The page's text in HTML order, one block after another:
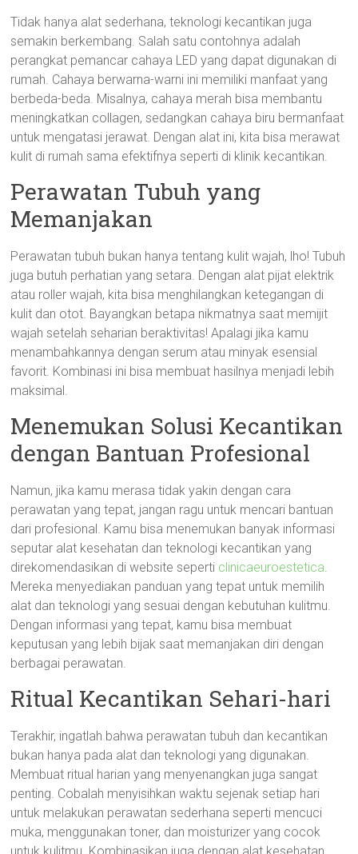
Tidak hanya alat sederhana, teknologi kecantikan juga
semakin berkembang. Salah satu contohnya adalah
perangkat pemancar cahaya LED yang dapat digunakan di
rumah. Cahaya berwarna-warni ini memiliki manfaat yang
berbeda-beda. Misalnya, cahaya merah bisa membantu
meningkatkan collagen, sedangkan cahaya biru bermanfaat
untuk mengatasi jerawat. Dengan alat ini, kita bisa merawat
kulit di rumah sama efektifnya seperti di klinik kecantikan.
Perawatan Tubuh yang
Memanjakan
Perawatan tubuh bukan hanya tentang kulit wajah, lho! Tubuh
juga butuh perhatian yang setara. Dengan alat pijat elektrik
atau roller wajah, kita bisa menghilangkan ketegangan di
kulit dan otot. Bayangkan betapa nikmatnya saat memijit
wajah setelah seharian beraktivitas! Apalagi jika kamu
menambahkannya dengan serum atau minyak esensial
favorit. Kombinasi ini bisa membuat hasilnya menjadi lebih
maksimal.
Menemukan Solusi Kecantikan
dengan Bantuan Profesional
Namun, jika kamu merasa tidak yakin dengan cara
perawatan yang tepat, jangan ragu untuk mencari bantuan
dari profesional. Kamu bisa menemukan banyak informasi
seputar alat kesehatan dan teknologi kecantikan yang
direkomendasikan di website seperti clinicaeuroestetica.
Mereka menyediakan panduan yang tepat untuk memilih
alat dan teknologi yang sesuai dengan kebutuhan kulitmu.
Dengan informasi yang tepat, kamu bisa membuat
keputusan yang lebih bijak saat memanjakan diri dengan
berbagai perawatan.
Ritual Kecantikan Sehari-hari
Terakhir, ingatlah bahwa perawatan tubuh dan kecantikan
bukan hanya pada alat dan teknologi yang digunakan.
Membuat ritual harian yang menyenangkan juga sangat
penting. Cobalah menyisihkan waktu sejenak setiap hari
untuk melakukan perawatan sederhana seperti mencuci
muka, menggunakan toner, dan moisturizer yang cocok